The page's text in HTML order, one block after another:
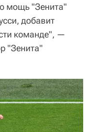
мощь "Зенита"
добавит
команде", —
"Зенита"